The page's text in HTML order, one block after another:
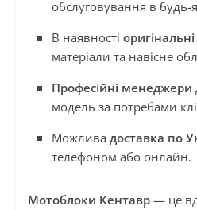
обслуговування в будь-
В наявності
матеріали та навісне
Професійні менеджери
модель за потребами
Можлива доставка по
телефоном або онлайн.
Мотоблоки Кентавр— це